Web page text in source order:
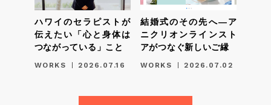
ハワイのセラピストが
伝えたい「心と身体は
つながっている」こと
WORKS 2026.07.16
結婚式のその先へ―ア
ニクリオンラインスト
アがつなぐ新しいご縁
WORKS 2026.07.02